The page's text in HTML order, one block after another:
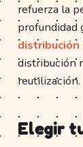
refuerza la
profundidad
distribución
distribución
reutilización.
Elegir